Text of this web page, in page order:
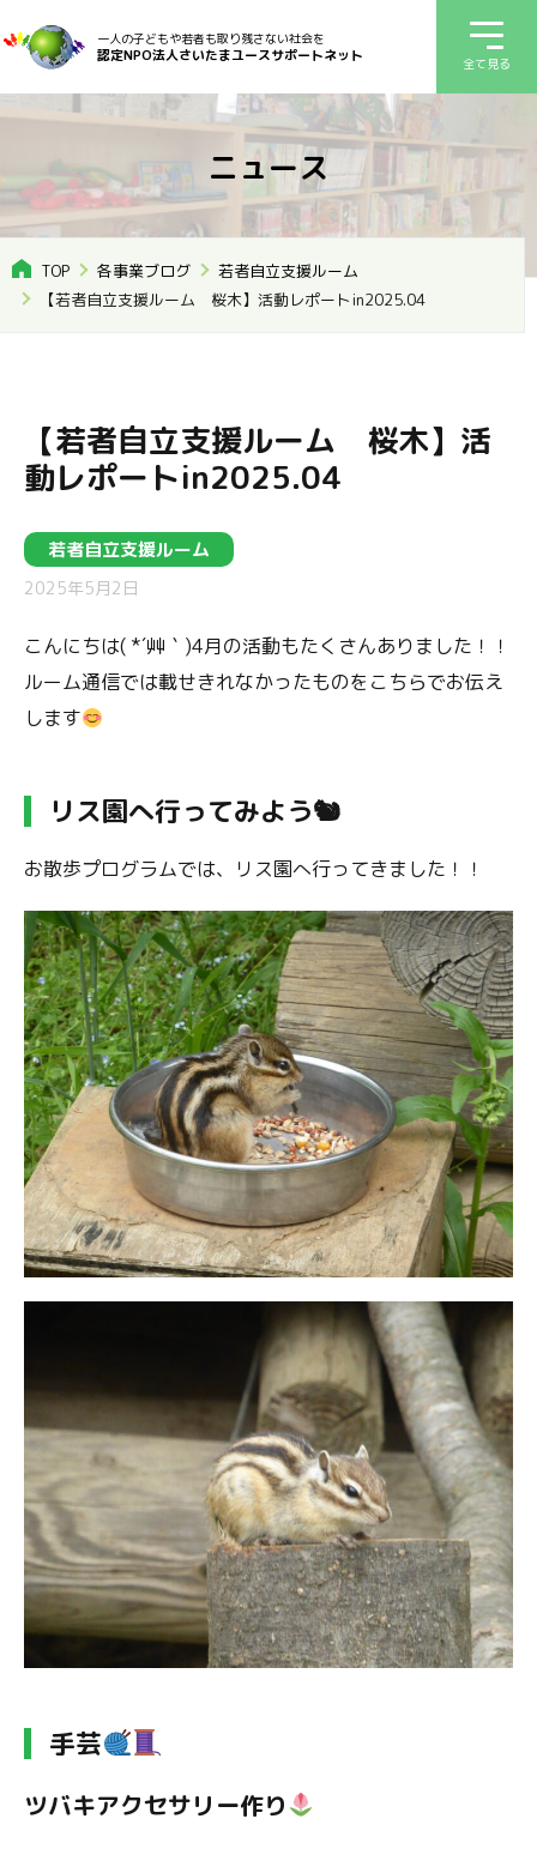
一人の子どもや若者も取り残さない社会を
認定NPO法人さいたまユースサポートネット 全て見る
ニュース
TOP 各事業ブログ
若者自立支援ルーム
【若者自立支援ルーム 桜木】活動レポートin2025.04
【若者自立支援ルーム 桜木】活
動レポートin2025.04
若者自立支援ルーム
2025年5月2日
こんにちは( *´艸｀)4月の活動もたくさんありました！！
ルーム通信では載せきれなかったものをこちらでお伝え
します
リス園へ行ってみよう🐿
お散歩プログラムでは、リス園へ行ってきました！！
手芸
ツバキアクセサリー作り